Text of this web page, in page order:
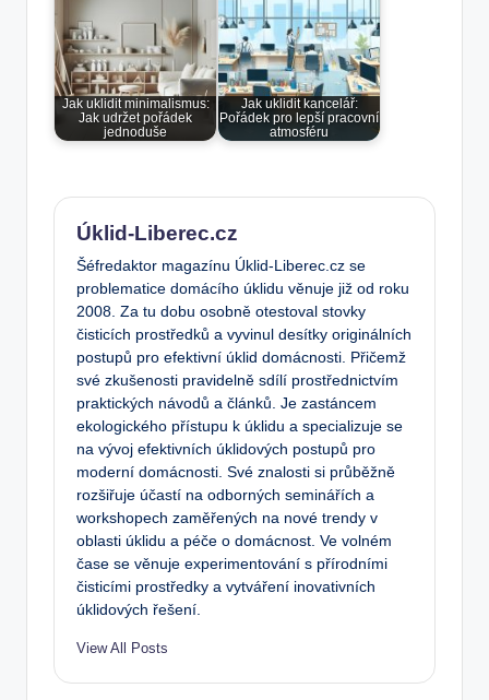
Jak uklidit minimalismus:
Jak udržet pořádek
jednoduše
Jak uklidit kancelář:
Pořádek pro lepší pracovní
atmosféru
Úklid-Liberec.cz
Šéfredaktor magazínu Úklid-Liberec.cz se
problematice domácího úklidu věnuje již od roku
2008. Za tu dobu osobně otestoval stovky
čisticích prostředků a vyvinul desítky originálních
postupů pro efektivní úklid domácnosti. Přičemž
své zkušenosti pravidelně sdílí prostřednictvím
praktických návodů a článků. Je zastáncem
ekologického přístupu k úklidu a specializuje se
na vývoj efektivních úklidových postupů pro
moderní domácnosti. Své znalosti si průběžně
rozšiřuje účastí na odborných seminářích a
workshopech zaměřených na nové trendy v
oblasti úklidu a péče o domácnost. Ve volném
čase se věnuje experimentování s přírodními
čisticími prostředky a vytváření inovativních
úklidových řešení.
View All Posts